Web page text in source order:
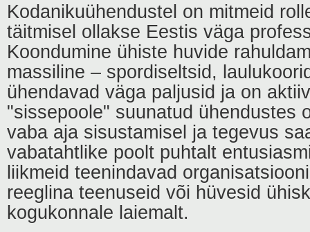
Kodanikuühendustel on mitmeid
täitmisel ollakse Eestis väga
Koondumine ühiste huvide
massiline – spordiseltsid,
ühendavad väga paljusid ja on
"sissepoole" suunatud ühendustes
vaba aja sisustamisel ja tegevus
vabatahtlike poolt puhtalt
liikmeid teenindavad
reeglina teenuseid või hüvesid
kogukonnale laiemalt.